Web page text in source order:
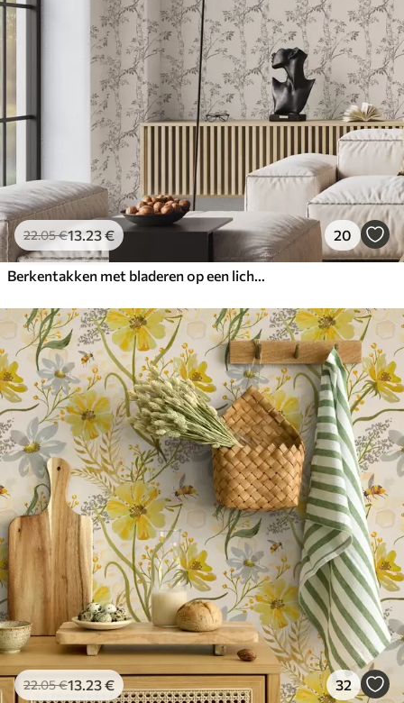
22.05€13.23€ 20
Berkentakken met bladeren op een lichte achtergrond
22.05€13.23€ 32